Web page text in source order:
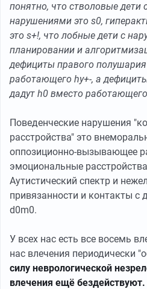
понятно, что стволовые дети
нарушениями это s0,
это s+!, что лобные дети с
планировании и
дефициты правого
работающего hy+-, а
дадут h0 вместо
Поведенческие нарушения
расстройства" это
оппозиционно-вызывающее
эмоциональные
Аутистический спектр и
привязанности и контакты
d0m0.
У всех нас есть все восемь
нас влечения периодически
силу неврологической
влечения ещё бездействуют.